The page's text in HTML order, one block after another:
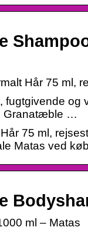
Hår 75 ml,
og
Granatæble …
75 ml,
Matas ved
ml – Matas